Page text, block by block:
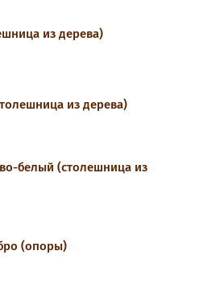
из дерева)
из дерева)
белый (столешница из
(опоры)